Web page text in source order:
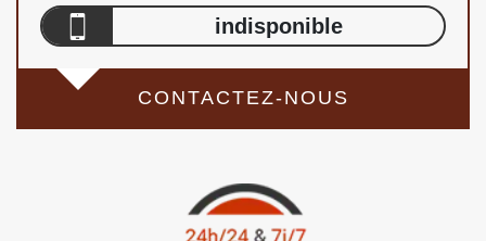
indisponible
CONTACTEZ-NOUS